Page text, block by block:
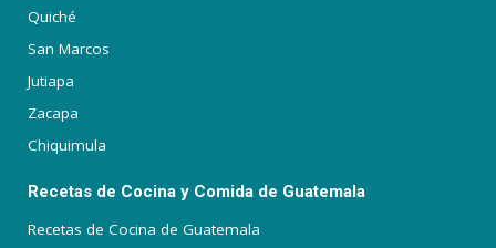
Quiché
San Marcos
Jutiapa
Zacapa
Chiquimula
Recetas de Cocina y Comida de Guatemala
Recetas de Cocina de Guatemala